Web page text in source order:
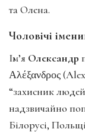
та Олена.
Чоловічі
Ім’я Олександр
Αλέξανδρος
“захисник
надзвичайно
Білорусі,